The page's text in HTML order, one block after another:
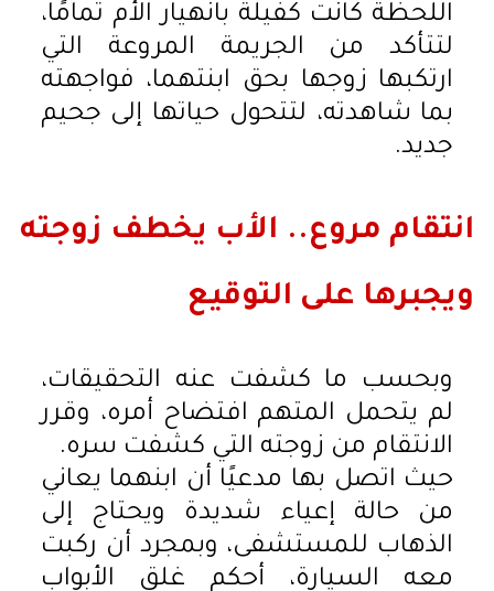
اللحظة كانت كفيلة بانهيار الأم تمامًا،
لتتأكد من الجريمة المروعة التي
ارتكبها زوجها بحق ابنتهما، فواجهته
بما شاهدته، لتتحول حياتها إلى جحيم
جديد.
انتقام مروع.. الأب يخطف زوجته
ويجبرها على التوقيع
وبحسب ما كشفت عنه التحقيقات،
لم يتحمل المتهم افتضاح أمره، وقرر
الانتقام من زوجته التي كشفت سره.
حيث اتصل بها مدعيًا أن ابنهما يعاني
من حالة إعياء شديدة ويحتاج إلى
الذهاب للمستشفى، وبمجرد أن ركبت
معه السيارة، أحكم غلق الأبواب